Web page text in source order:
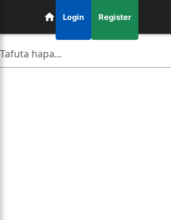
Login Register